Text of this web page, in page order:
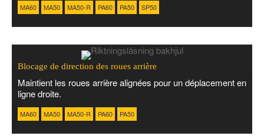
MA60 MA50 MA50-R PA60 PA50 SP50
Blocage de direction des roues arrière
Maintient les roues arrière alignées pour un déplacement en
ligne droite.
MA60 MA50 MA50-R PA60 PA50